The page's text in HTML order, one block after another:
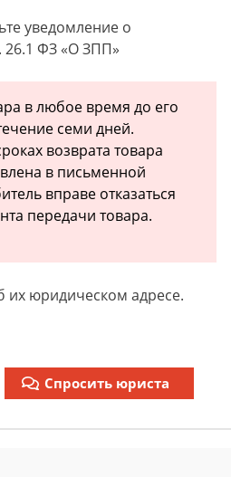
уведомление о
26.1 ФЗ «О ЗПП»
в любое время до его
семи дней.
возврата товара
в письменной
вправе отказаться
передачи товара.
их юридическом адресе.
Спросить юриста